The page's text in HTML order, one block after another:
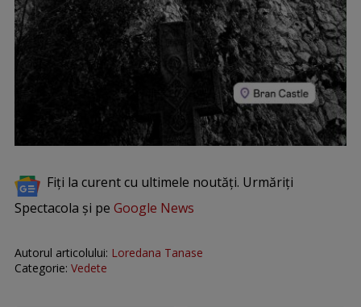
Fiți la curent cu ultimele noutăți. Urmăriți
Spectacola și pe Google News
Autorul articolului: Loredana Tanase
Categorie: Vedete